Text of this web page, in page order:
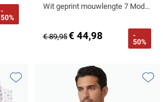
-
50%
Wit geprint mouwlengte 7 Modern Fit overhemd
€ 89,95€ 44,98
-
50%
Toevoegen aan favorieten